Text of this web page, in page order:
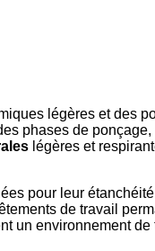
légères et des
phases de
légères et
pour leur
de travail
un environnement